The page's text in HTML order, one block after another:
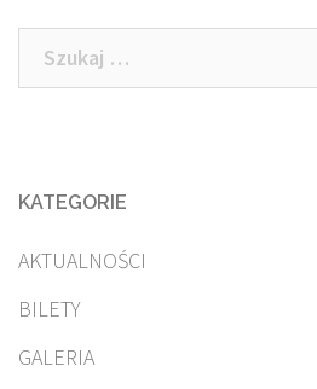
Szukaj:
KATEGORIE
AKTUALNOŚCI
BILETY
GALERIA